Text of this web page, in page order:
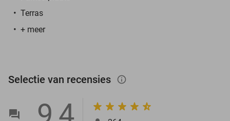
Terras
+ meer
Selectie van recensies info_outlined
9,4